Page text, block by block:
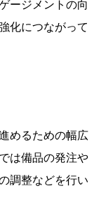
ージメントの向
化につながって
めるための幅広
は備品の発注や
調整などを行い